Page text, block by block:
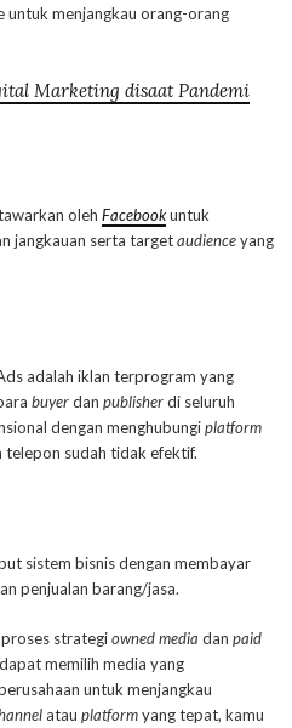
menjangkau orang-orang
Marketing disaat Pandemi
oleh Facebookuntuk
jangkauan serta targetaudienceyang
adalah iklan terprogram yang
buyerdan publisherdi seluruh
dengan menghubungiplatform
telepon sudah tidak efektif.
sistem bisnis dengan membayar
penjualan barang/jasa.
strategiowned media dan paid
memilih media yang
untuk menjangkau
atau platformyang tepat, kamu